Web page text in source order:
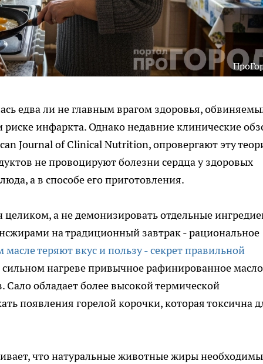
едва ли не главным врагом здоровья,
инфаркта. Однако недавние клинические
Journal of Clinical Nutrition, опровергают эту
не провоцируют болезни сердца у здоровых
а в способе его приготовления.
а не демонизировать отдельные
на традиционный завтрак - рациональное
теряют вкус и пользу - секрет правильной
нагреве привычное рафинированное масло
обладает более высокой термической
появления горелой корочки, которая токсична
что натуральные животные жиры